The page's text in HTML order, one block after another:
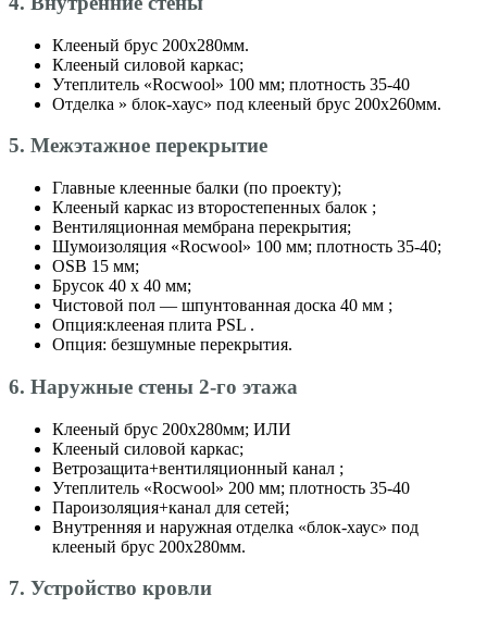
Клееный брус 200х280мм.
Клееный силовой каркас;
Утеплитель «Roсwool» 100 мм; плотность 35-40
Отделка » блок-хаус» под клееный брус 200х260мм.
5. Межэтажное перекрытие
Главные клеенные балки (по проекту);
Клееный каркас из второстепенных балок ;
Вентиляционная мембрана перекрытия;
Шумоизоляция «Roсwool» 100 мм; плотность 35-40;
OSB 15 мм;
Брусок 40 х 40 мм;
Чистовой пол — шпунтованная доска 40 мм ;
Опция:клееная плита PSL .
Опция: безшумные перекрытия.
6. Наружные стены 2-го этажа
Клееный брус 200х280мм; ИЛИ
Клееный силовой каркас;
Ветрозащита+вентиляционный канал ;
Утеплитель «Roсwool» 200 мм; плотность 35-40
Пароизоляция+канал для сетей;
Внутренняя и наружная отделка «блок-хаус» под
клееный брус 200х280мм.
7. Устройство кровли